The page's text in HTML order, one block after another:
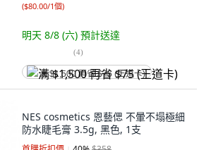
($80.00/1個)
明天 8/8 (六) 預計送達
(4)
满 $1,500 再省 $75 (王道卡)
NES cosmetics 恩藝偲 不暈不塌極細
防水睫毛膏 3.5g, 黑色, 1支